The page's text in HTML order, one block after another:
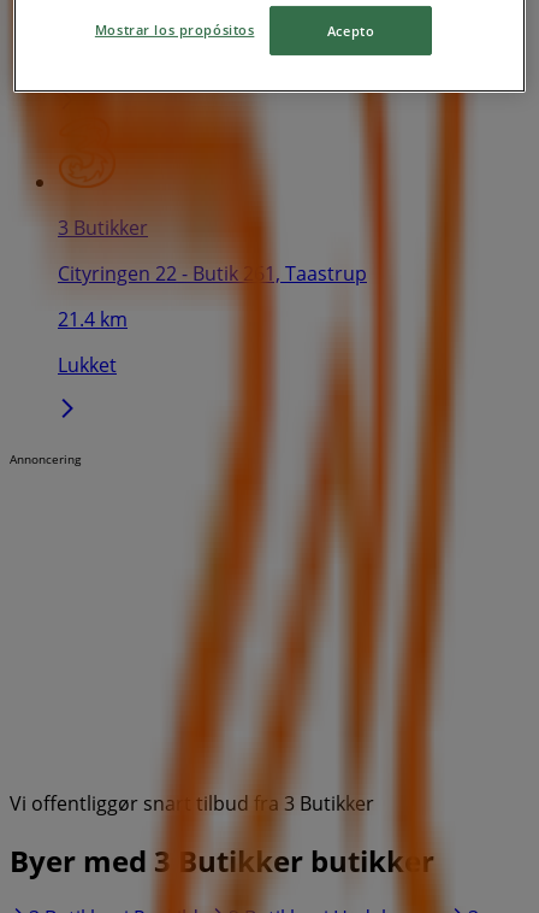
3 Butikker
Cityringen 22 - Butik 261, Taastrup
21.4 km
Lukket
Annoncering
Vi offentliggør snart tilbud fra 3 Butikker
Byer med 3 Butikker butikker
Mostrar los propósitos Acepto